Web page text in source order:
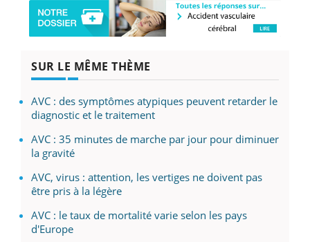
SUR LE MÊME THÈME
AVC : des symptômes atypiques peuvent retarder le
diagnostic et le traitement
AVC : 35 minutes de marche par jour pour diminuer
la gravité
AVC, virus : attention, les vertiges ne doivent pas
être pris à la légère
AVC : le taux de mortalité varie selon les pays
d'Europe